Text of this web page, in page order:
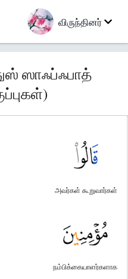
விருந்தினர்
ஸாஃப்ஃபாத்
அவர்கள் கூறுவார்கள்
நம்பிக்கையாளர்களாக